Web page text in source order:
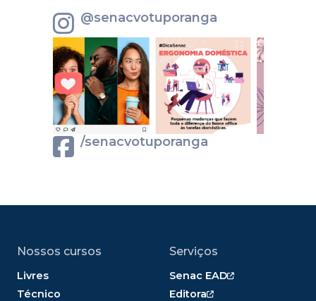
@senacvotuporanga
/senacvotuporanga
Nossos cursos
Livres
Técnico
Serviços
Senac EAD
Editora